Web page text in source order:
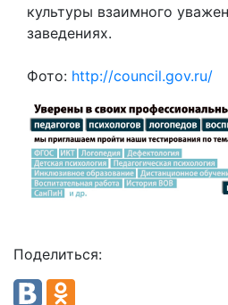
культуры взаимного
заведениях.
Фото: http://council.gov.ru/
Поделиться: